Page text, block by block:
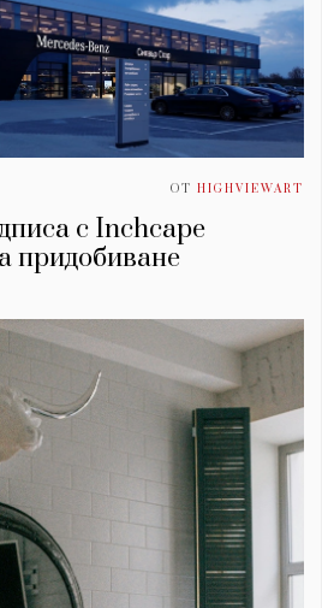
ОТ HIGHVIEWART
с Inchcape
придобиване